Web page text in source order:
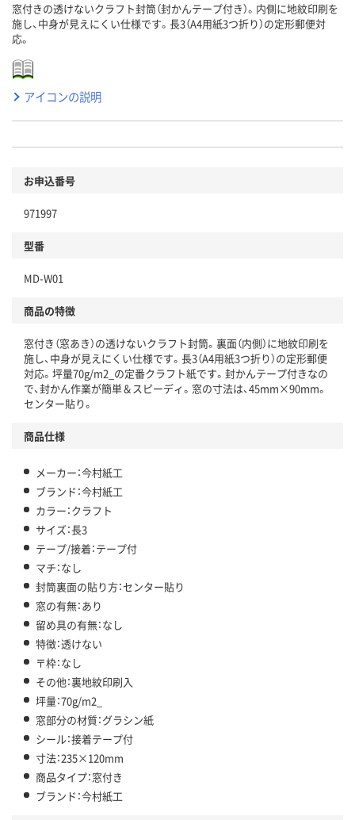
窓付きの透けないクラフト封筒（封かんテープ付き）。内側に地紋印刷を
施し、中身が見えにくい仕様です。長3（A4用紙3つ折り）の定形郵便対
応。
アイコンの説明
お申込番号
971997
型番
MD-W01
商品の特徴
窓付き（窓あき）の透けないクラフト封筒。裏面（内側）に地紋印刷を
施し、中身が見えにくい仕様です。長3（A4用紙3つ折り）の定形郵便
対応。坪量70g/m2_の定番クラフト紙です。封かんテープ付きなの
で、封かん作業が簡単＆スピーディ。窓の寸法は、45mm×90mm。
センター貼り。
商品仕様
メーカー：今村紙工
ブランド：今村紙工
カラー：クラフト
サイズ：長3
テープ/接着：テープ付
マチ：なし
封筒裏面の貼り方：センター貼り
窓の有無：あり
留め具の有無：なし
特徴：透けない
〒枠：なし
その他：裏地紋印刷入
坪量：70g/m2_
窓部分の材質：グラシン紙
シール：接着テープ付
寸法：235×120mm
商品タイプ：窓付き
ブランド：今村紙工